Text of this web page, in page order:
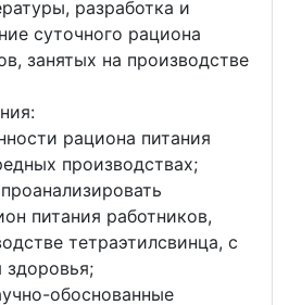
разработка и
суточного рациона
занятых на производстве
рациона питания
производствах;
питания работников,
тетраэтилсвинца, с
здоровья;
обоснованные